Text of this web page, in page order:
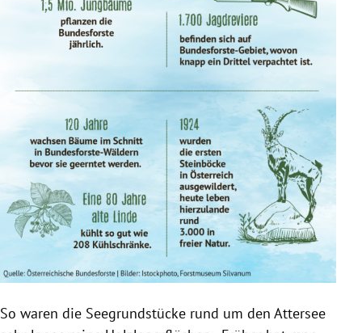
So waren die Seegrundstücke rund um den Attersee